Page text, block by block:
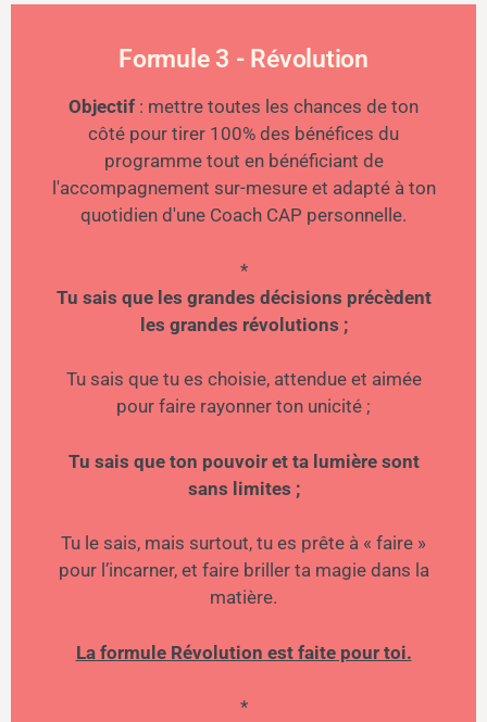
Formule 3 - Révolution
Objectif : mettre toutes les chances de ton
côté pour tirer 100% des bénéfices du
programme tout en bénéficiant de
l'accompagnement sur-mesure et adapté à ton
quotidien d'une Coach CAP personnelle.
*
Tu sais que les grandes décisions précèdent
les grandes révolutions ;
Tu sais que tu es choisie, attendue et aimée
pour faire rayonner ton unicité ;
Tu sais que ton pouvoir et ta lumière sont
sans limites ;
Tu le sais, mais surtout, tu es prête à « faire »
pour l’incarner, et faire briller ta magie dans la
matière.
La formule Révolution est faite pour toi.
*